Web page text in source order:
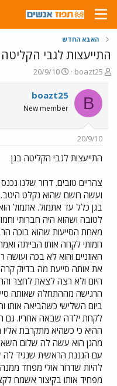
האבא החדש
התייעצות לגבי הקליטה
פ
ו
ת
ח
ה
ו
ש
א
boazt25
פ
ו
ר
ס
ם
ר
20/9/10
B
boazt25
New member
20/9/10
התייעצות לגבי הקליטה בגן
צהריים טובים. דרור שלנו
ועשה רושם שהוא נקלט
בגן כלל עד אתמול. אתמול
לטובה ושהוא היה חברותי
מאחת הסייעות שהוא בוכה
חמותי לקחה אותו הבייתה
האוזניים והוא לא בכה
את אותה סייעת מה בדיוק
היום ולא רצה לצאת לחצר
הרגישה מההתחלה שאותה
ביום השלישי כשהביאה אותו
לקחת ילדה שבאה אחריו. גם
ההיא כי כשהיא מתקרבת
מהגן הוא עשה לה שלום
עם הגננת הראשית שנגיד לה
להיות שדרור אולי מפחד
מפחיד אותו בקיצור אשמח